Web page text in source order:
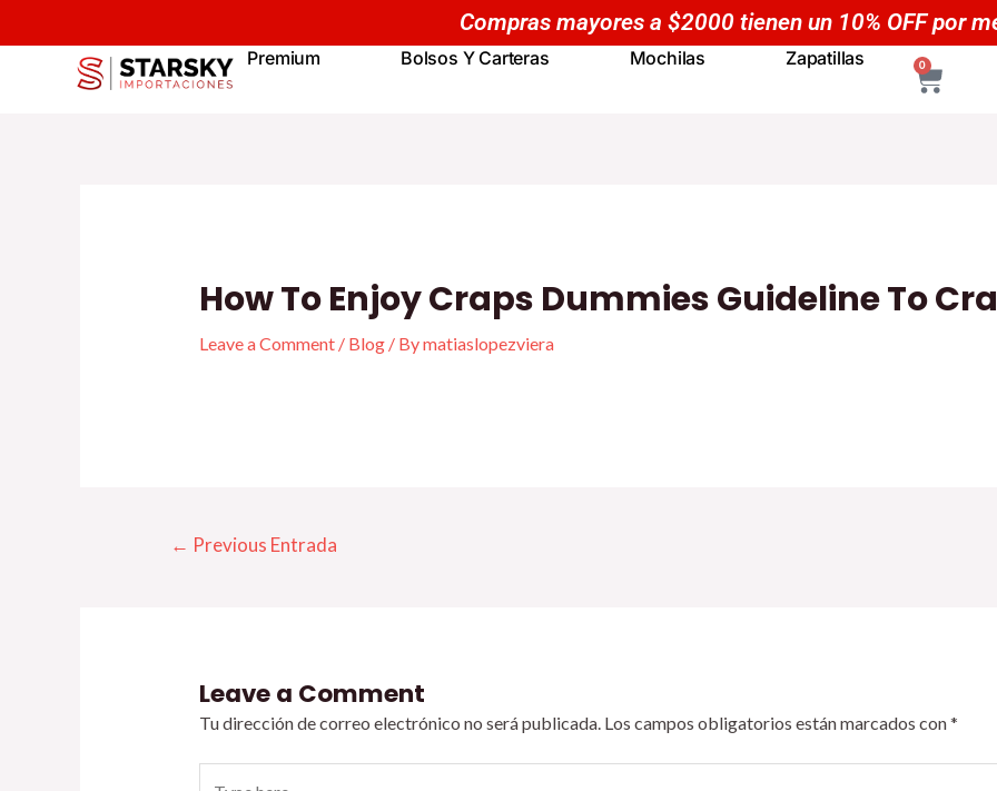
to
Compras mayores a $2000 tienen un 10% OFF por
Premium Bolsos Y Carteras Mochilas Zapatillas 0
CART
How To Enjoy Craps Dummies Guideline To
Leave a Comment / Blog/ Bymatiaslopezviera
de
entradas
← Previous Entrada
Leave a Comment
Tu dirección de correo electrónico no será publicada. Los campos obligatorios están marcados con*